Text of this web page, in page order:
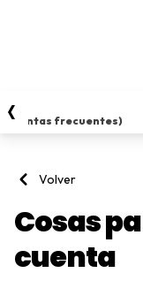
frecuentes)
Volver
Cosas
cuenta